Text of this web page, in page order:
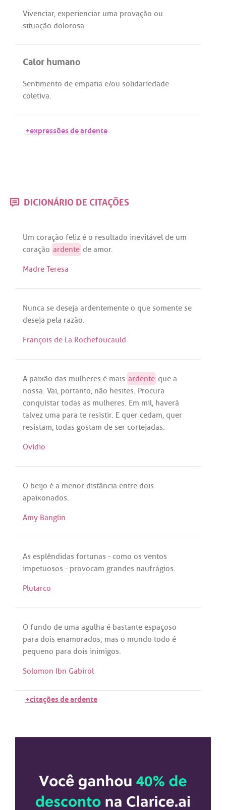
Vivenciar, experienciar uma provação ou
situação dolorosa.
Calor humano
Sentimento de empatia e/ou solidariedade
coletiva.
+expressões de ardente
DICIONÁRIO DE CITAÇÕES
Um coração feliz é o resultado inevitável de um
coração ardente de amor.
Madre Teresa
Nunca se deseja ardentemente o que somente se
deseja pela razão.
François de La Rochefoucauld
A paixão das mulheres é mais ardente que a
nossa. Vai, portanto, não hesites. Procura
conquistar todas as mulheres. Em mil, haverá
talvez uma para te resistir. E quer cedam, quer
resistam, todas gostam de ser cortejadas.
Ovídio
O beijo é a menor distância entre dois
apaixonados.
Amy Banglin
As esplêndidas fortunas - como os ventos
impetuosos - provocam grandes naufrágios.
Plutarco
O fundo de uma agulha é bastante espaçoso
para dois enamorados; mas o mundo todo é
pequeno para dois inimigos.
Solomon Ibn Gabirol
+citações de ardente